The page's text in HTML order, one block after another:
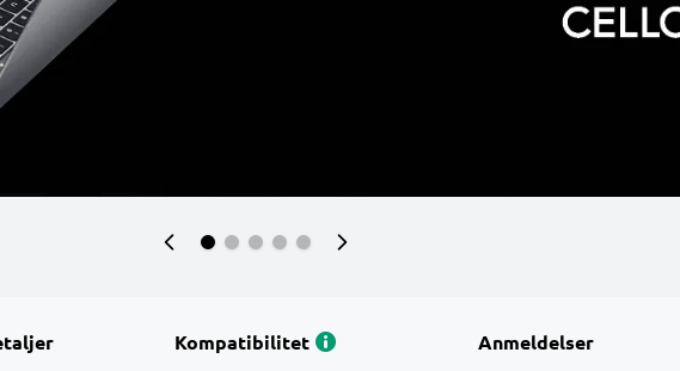
Kompatibilitet Anmeldelser